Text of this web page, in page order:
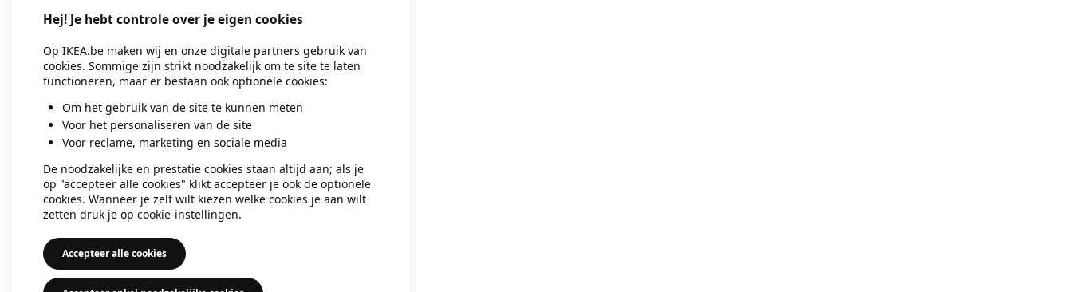
Hej! Je hebt controle over je eigen cookies
Op IKEA.be maken wij en onze digitale partners gebruik van
cookies. Sommige zijn strikt noodzakelijk om te site te laten
functioneren, maar er bestaan ook optionele cookies:
Om het gebruik van de site te kunnen meten
Voor het personaliseren van de site
Voor reclame, marketing en sociale media
De noodzakelijke en prestatie cookies staan altijd aan; als je
op "accepteer alle cookies" klikt accepteer je ook de optionele
cookies. Wanneer je zelf wilt kiezen welke cookies je aan wilt
zetten druk je op cookie-instellingen.
Accepteer alle cookies